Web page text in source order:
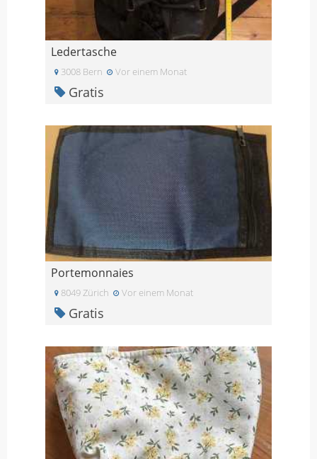
Ledertasche
3008 Bern Vor einem Monat
Gratis
Portemonnaies
8049 Zürich Vor einem Monat
Gratis